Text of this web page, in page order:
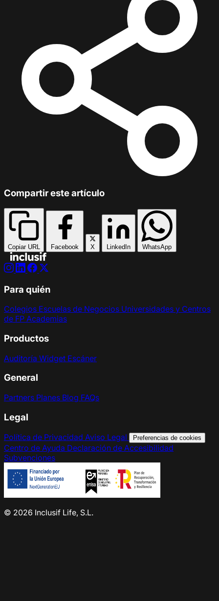
Compartir este artículo
Copiar URL Facebook X LinkedIn WhatsApp
Para quién
Colegios Escuelas de Negocios Universidades y Centros
de FP Academias
Productos
Auditoría Widget Escáner
General
Partners Planes Blog FAQs
Legal
Política de Privacidad Aviso Legal Preferencias de cookies
Centro de Ayuda Declaración de Accesibilidad
Subvenciones
© 2026 Inclusif Life, S.L.